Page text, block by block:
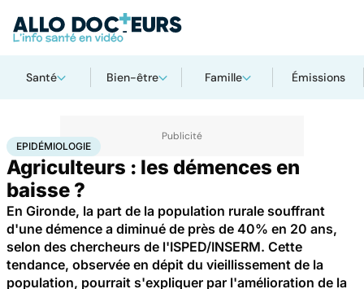
Santé Bien-être Famille Émissions
AccueilSantéMaladies Epidémiologie
EPIDÉMIOLOGIE
Agriculteurs : les démences en
baisse ?
En Gironde, la part de la population rurale souffrant
d'une démence a diminué de près de 40% en 20 ans,
selon des chercheurs de l'ISPED/INSERM. Cette
tendance, observée en dépit du vieillissement de la
population, pourrait s'expliquer par l'amélioration de la